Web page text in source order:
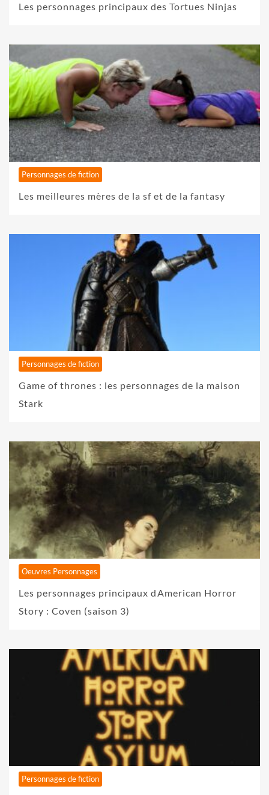
Les personnages principaux des Tortues Ninjas
Personnages de fiction
Les meilleures mères de la sf et de la fantasy
Personnages de fiction
Game of thrones : les personnages de la maison
Stark
Oeuvres Personnages
Les personnages principaux dAmerican Horror
Story : Coven (saison 3)
Personnages de fiction